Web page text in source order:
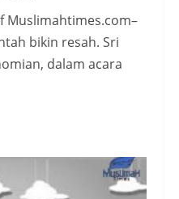
Muslimahtimes.com–
bikin resah. Sri
dalam acara